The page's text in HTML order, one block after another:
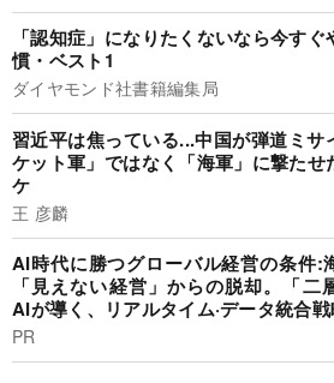
「認知症」になりたくないなら今すぐ
慣・ベスト1
ダイヤモンド社書籍編集局
習近平は焦っている...中国が弾道ミサ
ケット軍」ではなく「海軍」に撃たせ
ケ
王 彦麟
AI時代に勝つグローバル経営の条件:
「見えない経営」からの脱却。「二
AIが導く、リアルタイム·データ統合
PR